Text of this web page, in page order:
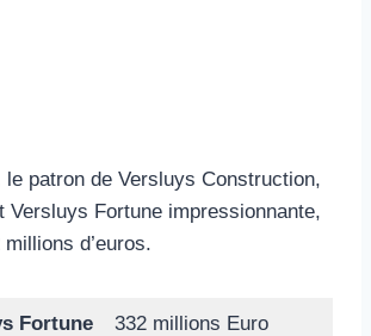
le patron de Versluys Construction,
Versluys Fortune impressionnante,
d’euros.
Fortune 332 millions Euro